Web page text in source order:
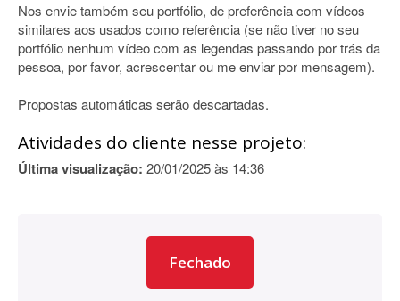
Nos envie também seu portfólio, de preferência com vídeos
similares aos usados como referência (se não tiver no seu
portfólio nenhum vídeo com as legendas passando por trás da
pessoa, por favor, acrescentar ou me enviar por mensagem).
Propostas automáticas serão descartadas.
Atividades do cliente nesse projeto:
Última visualização: 20/01/2025 às 14:36
Fechado